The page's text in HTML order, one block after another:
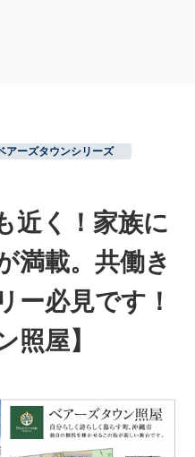
アーズタウンシリーズ
近く！家族に
満載。共働き
ー必見です！
照屋】